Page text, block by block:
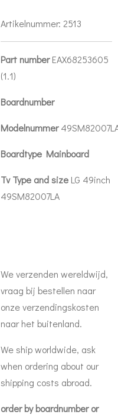
Artikelnummer: 2513
Part numberEAX68253605
(1.1)
Boardnumber
Modelnummer
Boardtype Mainboard
Tv Type and size LG 49inch
49SM82007LA
We verzenden wereldwijd,
vraag bij bestellen naar
onze verzendingskosten
naar het buitenland.
We ship worldwide, ask
when ordering about our
shipping costs abroad.
order by boardnumber or